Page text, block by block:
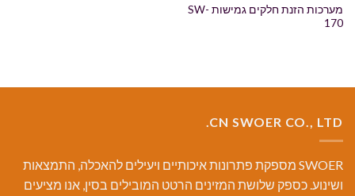
מערכות הזנת חלקים גמישות SW-
170
CN SWOER CO., LTD.
SWOER מספקת פתרונות איכותיים ויעילים להאכלה, התמצאות
ושינוע. כספק שלושת המזינים הרטט המובילים בסין, אנו מציעים